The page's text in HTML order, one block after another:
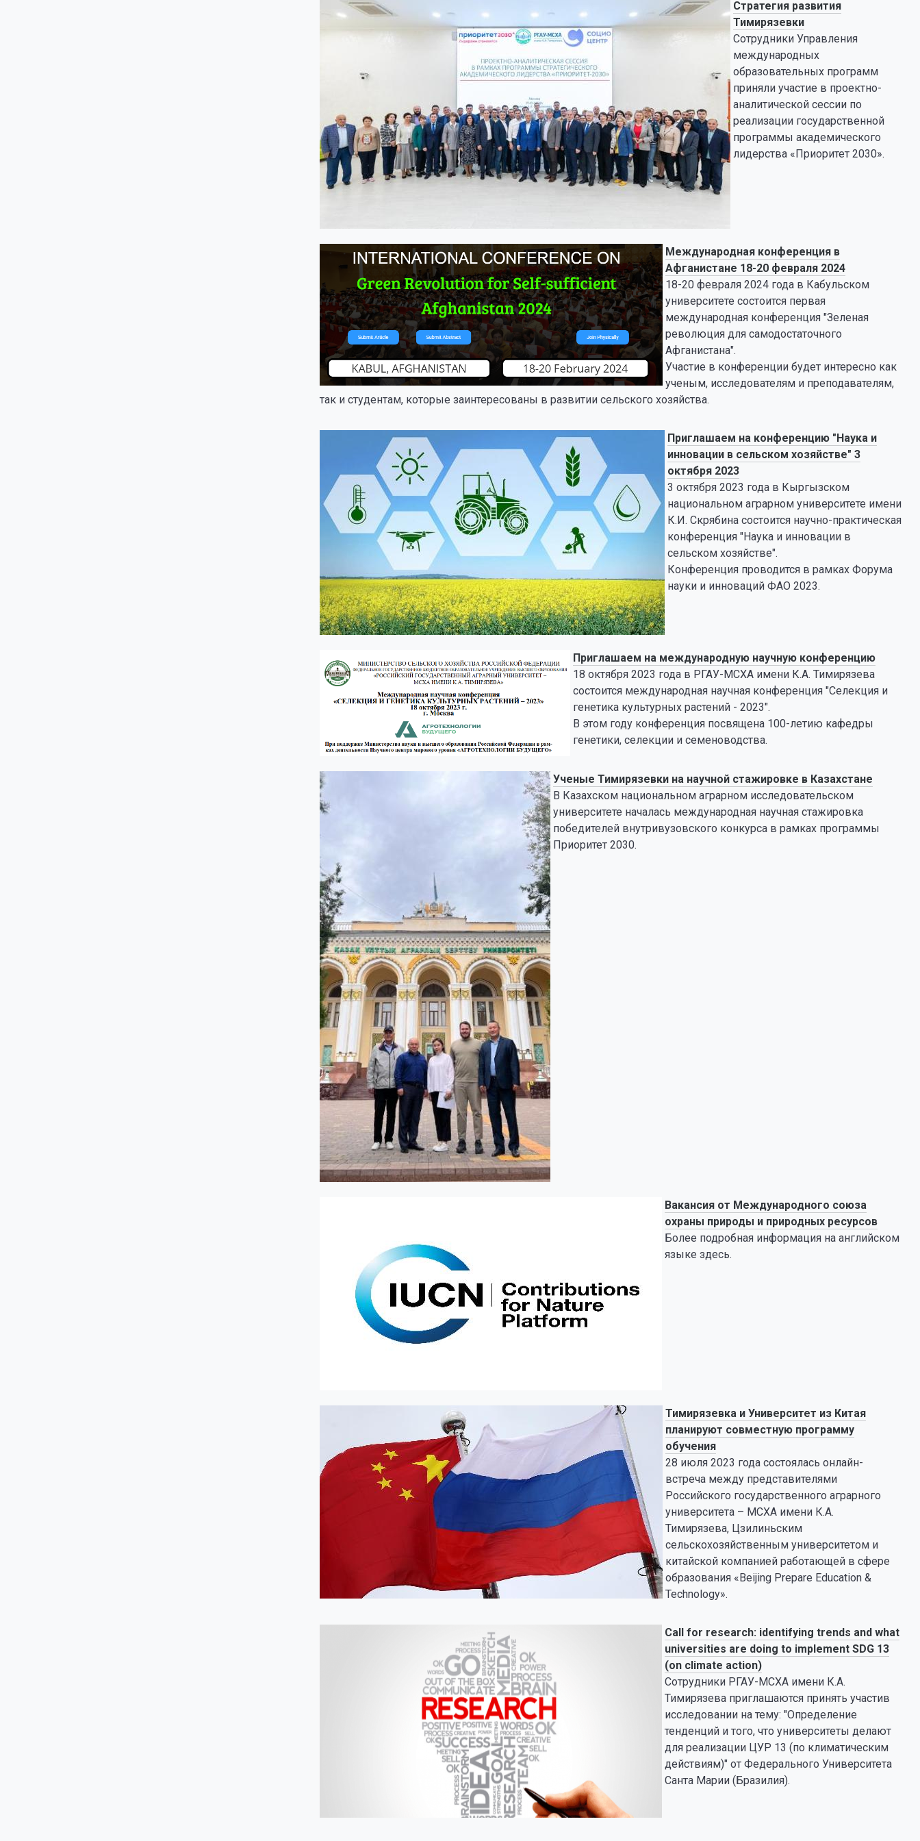
Стратегия развития
Тимирязевки
Сотрудники Управления
международных
образовательных программ
приняли участие в проектно-
аналитической сессии по
реализации государственной
программы академического
лидерства «Приоритет 2030».
Международная конференция в
Афганистане 18-20 февраля 2024
18-20 февраля 2024 года в Кабульском
университете состоится первая
международная конференция "Зеленая
революция для самодостаточного
Афганистана".
Участие в конференции будет интересно как
ученым, исследователям и преподавателям,
так и студентам, которые заинтересованы в развитии сельского хозяйства.
Приглашаем на конференцию "Наука и
инновации в сельском хозяйстве" 3
октября 2023
3 октября 2023 года в Кыргызском
национальном аграрном университете имени
К.И. Скрябина состоится научно-практическая
конференция "Наука и инновации в
сельском хозяйстве".
Конференция проводится в рамках Форума
науки и инноваций ФАО 2023.
Приглашаем на международную научную конференцию
18 октября 2023 года в РГАУ-МСХА имени К.А. Тимирязева
состоится международная научная конференция "Селекция и
генетика культурных растений - 2023".
В этом году конференция посвящена 100-летию кафедры
генетики, селекции и семеноводства.
Ученые Тимирязевки на научной стажировке в Казахстане
В Казахском национальном аграрном исследовательском
университете началась международная научная стажировка
победителей внутривузовского конкурса в рамках программы
Приоритет 2030.
Вакансия от Международного союза
охраны природы и природных ресурсов
Более подробная информация на английском
языке здесь.
Тимирязевка и Университет из Китая
планируют совместную программу
обучения
28 июля 2023 года состоялась онлайн-
встреча между представителями
Российского государственного аграрного
университета – МСХА имени К.А.
Тимирязева, Цзилиньским
сельскохозяйственным университетом и
китайской компанией работающей в сфере
образования «Beijing Prepare Education &
Technology».
Call for research: identifying trends and what
universities are doing to implement SDG 13
(on climate action)
Сотрудники РГАУ-МСХА имени К.А.
Тимирязева приглашаются принять участив
исследовании на тему: "Определение
тенденций и того, что университеты делают
для реализации ЦУР 13 (по климатическим
действиям)" от Федерального Университета
Санта Марии (Бразилия).